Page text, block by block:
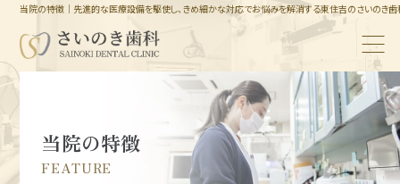
当院の特徴｜先進的な医療設備を駆使し、きめ細かな対応でお悩みを解消する東住吉のさいのき
当院の特徴
FEATURE